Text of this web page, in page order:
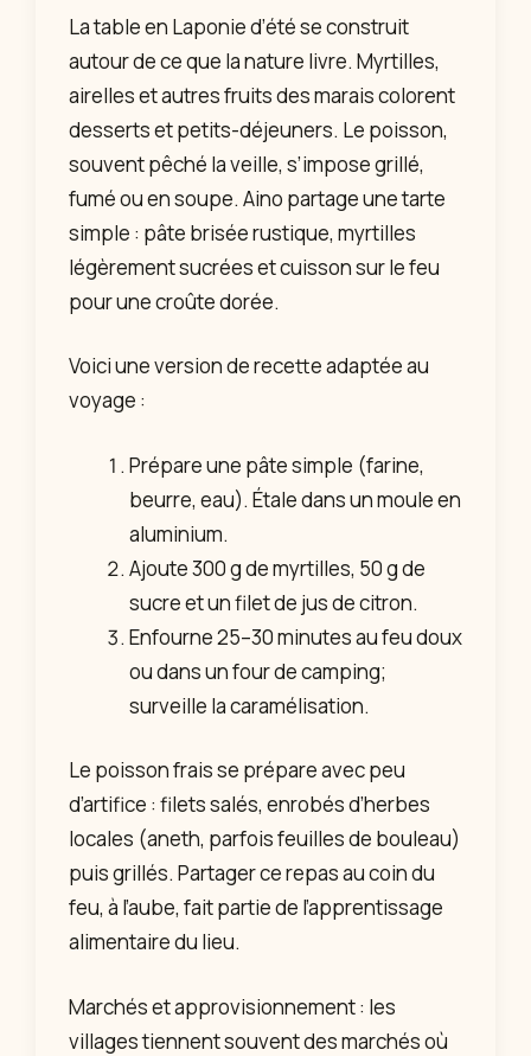
La table en Laponie d’été se construit
autour de ce que la nature livre. Myrtilles,
airelles et autres fruits des marais colorent
desserts et petits-déjeuners. Le poisson,
souvent pêché la veille, s’impose grillé,
fumé ou en soupe. Aino partage une tarte
simple : pâte brisée rustique, myrtilles
légèrement sucrées et cuisson sur le feu
pour une croûte dorée.
Voici une version de recette adaptée au
voyage :
Prépare une pâte simple (farine,
beurre, eau). Étale dans un moule en
aluminium.
Ajoute 300 g de myrtilles, 50 g de
sucre et un filet de jus de citron.
Enfourne 25–30 minutes au feu doux
ou dans un four de camping;
surveille la caramélisation.
Le poisson frais se prépare avec peu
d’artifice : filets salés, enrobés d’herbes
locales (aneth, parfois feuilles de bouleau)
puis grillés. Partager ce repas au coin du
feu, à l’aube, fait partie de l’apprentissage
alimentaire du lieu.
Marchés et approvisionnement : les
villages tiennent souvent des marchés où